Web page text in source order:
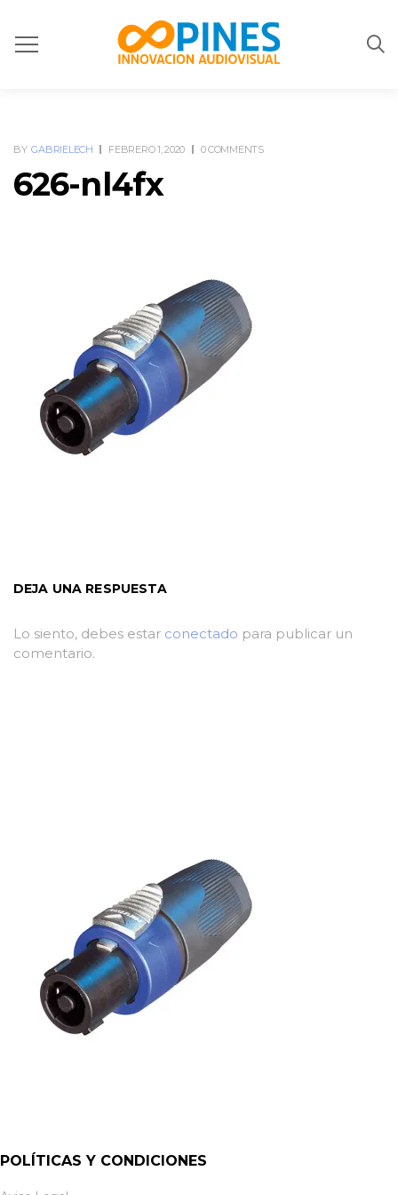
BY GABRIELECH FEBRERO 1, 2020 0 COMMENTS
626-nl4fx
DEJA UNA RESPUESTA
Lo siento, debes estar conectado para publicar un
comentario.
POLÍTICAS Y CONDICIONES